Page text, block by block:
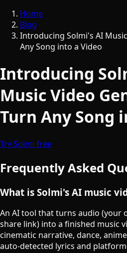
Home
Blog
Introducing Solmi's AI
Any Song into a Video
Introducing
Music Video
Turn Any Song
Try Solmi free
Frequently Asked
What is Solmi's AI music
An AI tool that turns audio (your
share link) into a finished music
cinematic narrative, dance,
auto-detected lyrics and